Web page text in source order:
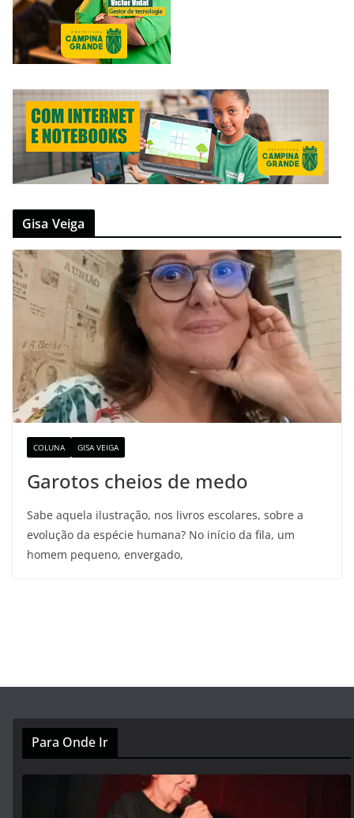
Gisa Veiga
COLUNA GISA VEIGA
Garotos cheios de medo
Sabe aquela ilustração, nos livros escolares, sobre a
evolução da espécie humana? No início da fila, um
homem pequeno, envergado,
Para Onde Ir